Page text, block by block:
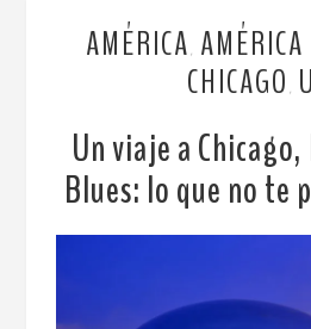
AMÉRICA
CHICAGO
Un viaje a
Blues: lo que no te